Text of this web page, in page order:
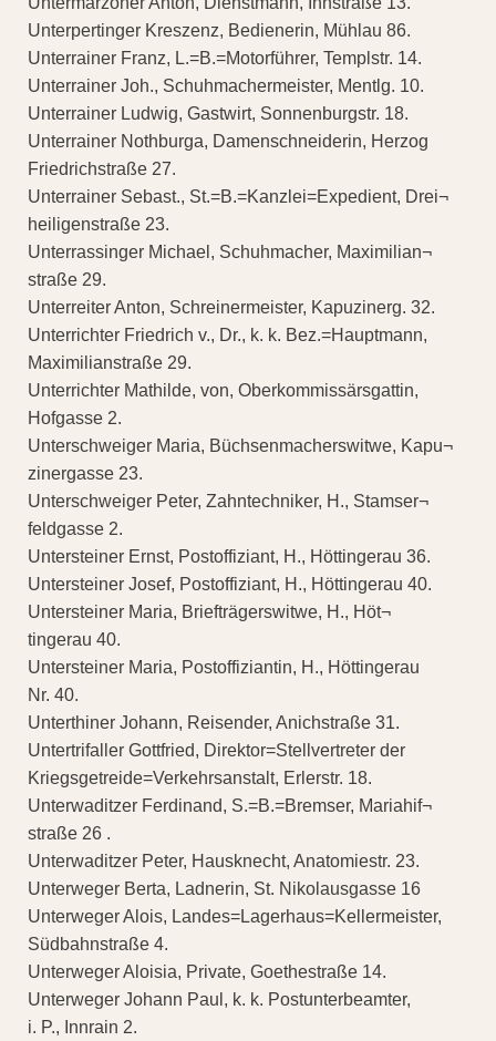
Unterpertinger Kreszenz, Bedienerin, Mühlau 86.
Unterrainer Franz, L.=B.=Motorführer, Templstr. 14.
Unterrainer Joh., Schuhmachermeister, Mentlg. 10.
Unterrainer Ludwig, Gastwirt, Sonnenburgstr. 18.
Unterrainer Nothburga, Damenschneiderin, Herzog
Friedrichstraße 27.
Unterrainer Sebast., St.=B.=Kanzlei=Expedient, Drei¬
heiligenstraße 23.
Unterrassinger Michael, Schuhmacher, Maximilian¬
straße 29.
Unterreiter Anton, Schreinermeister, Kapuzinerg. 32.
Unterrichter Friedrich v., Dr., k. k. Bez.=Hauptmann,
Maximilianstraße 29.
Unterrichter Mathilde, von, Oberkommissärsgattin,
Hofgasse 2.
Unterschweiger Maria, Büchsenmacherswitwe, Kapu¬
zinergasse 23.
Unterschweiger Peter, Zahntechniker, H., Stamser¬
feldgasse 2.
Untersteiner Ernst, Postoffiziant, H., Höttingerau 36.
Untersteiner Josef, Postoffiziant, H., Höttingerau 40.
Untersteiner Maria, Briefträgerswitwe, H., Höt¬
tingerau 40.
Untersteiner Maria, Postoffiziantin, H., Höttingerau
Nr. 40.
Unterthiner Johann, Reisender, Anichstraße 31.
Untertrifaller Gottfried, Direktor=Stellvertreter der
Kriegsgetreide=Verkehrsanstalt, Erlerstr. 18.
Unterwaditzer Ferdinand, S.=B.=Bremser, Mariahif¬
straße 26 .
Unterwaditzer Peter, Hausknecht, Anatomiestr. 23.
Unterweger Berta, Ladnerin, St. Nikolausgasse 16
Unterweger Alois, Landes=Lagerhaus=Kellermeister,
Südbahnstraße 4.
Unterweger Aloisia, Private, Goethestraße 14.
Unterweger Johann Paul, k. k. Postunterbeamter,
i. P., Innrain 2.